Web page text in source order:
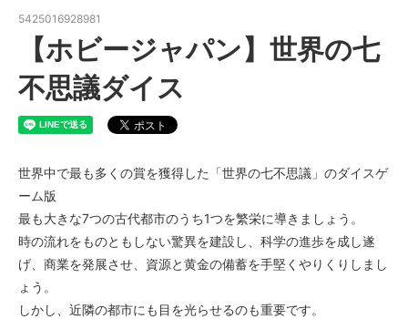
5425016928981
【ホビージャパン】世界の七
不思議ダイス
世界中で最も多くの賞を獲得した「世界の七不思議」のダイスゲ
ーム版
最も大きな7つの古代都市のうち1つを繁栄に導きましょう。
時の流れをものともしない驚異を建設し、科学の進歩を成し遂
げ、商業を発展させ、資源と黄金の備蓄を手堅くやりくりしまし
ょう。
しかし、近隣の都市にも目を光らせるのも重要です。